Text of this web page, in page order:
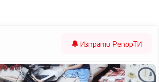
Изпрати РепорТИ